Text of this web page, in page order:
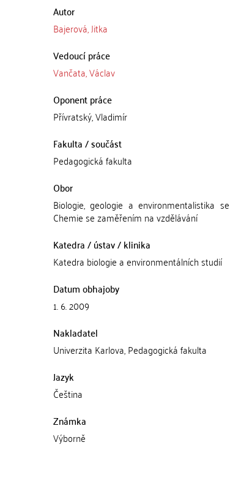
Autor
Bajerová, Jitka
Vedoucí práce
Vančata, Václav
Oponent práce
Přívratský, Vladimír
Fakulta / součást
Pedagogická fakulta
Obor
Biologie, geologie a environmentalistika
Chemie se zaměřením na vzdělávání
Katedra / ústav / klinika
Katedra biologie a environmentálních studií
Datum obhajoby
1. 6. 2009
Nakladatel
Univerzita Karlova, Pedagogická fakulta
Jazyk
Čeština
Známka
Výborně